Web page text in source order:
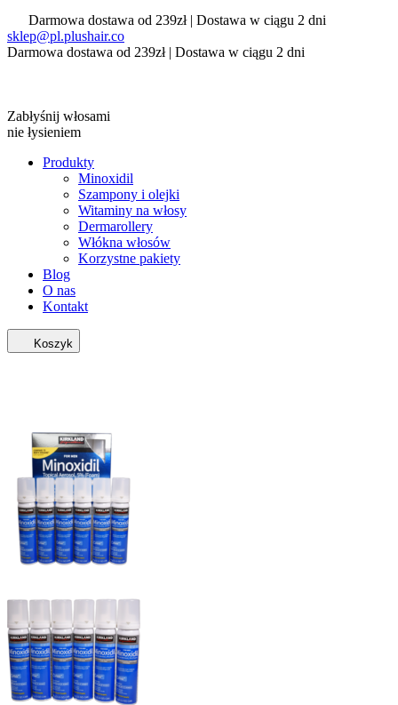
Darmowa dostawa od 239zł | Dostawa w ciągu 2 dni
sklep@pl.plushair.co
Darmowa dostawa od 239zł | Dostawa w ciągu 2 dni
Zabłyśnij włosami
nie łysieniem
Produkty
Minoxidil
Szampony i olejki
Witaminy na włosy
Dermarollery
Włókna włosów
Korzystne pakiety
Blog
O nas
Kontakt
Koszyk